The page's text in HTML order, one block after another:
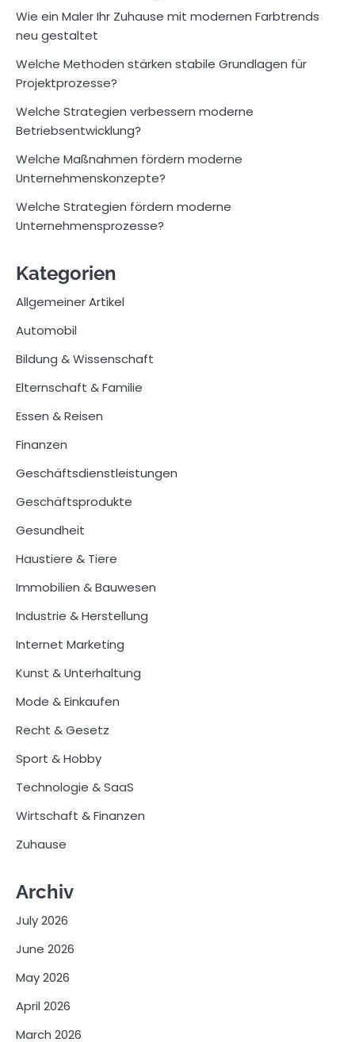
Wie ein Maler Ihr Zuhause mit modernen Farbtrends
neu gestaltet
Welche Methoden stärken stabile Grundlagen für
Projektprozesse?
Welche Strategien verbessern moderne
Betriebsentwicklung?
Welche Maßnahmen fördern moderne
Unternehmenskonzepte?
Welche Strategien fördern moderne
Unternehmensprozesse?
Kategorien
Allgemeiner Artikel
Automobil
Bildung & Wissenschaft
Elternschaft & Familie
Essen & Reisen
Finanzen
Geschäftsdienstleistungen
Geschäftsprodukte
Gesundheit
Haustiere & Tiere
Immobilien & Bauwesen
Industrie & Herstellung
Internet Marketing
Kunst & Unterhaltung
Mode & Einkaufen
Recht & Gesetz
Sport & Hobby
Technologie & SaaS
Wirtschaft & Finanzen
Zuhause
Archiv
July 2026
June 2026
May 2026
April 2026
March 2026